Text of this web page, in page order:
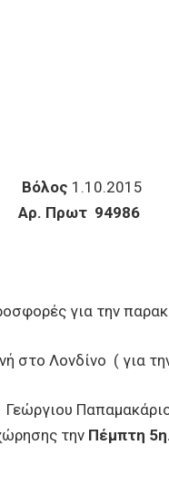
1.10.2015
για την
στο Λονδίνο ( για
την Πέμπτη